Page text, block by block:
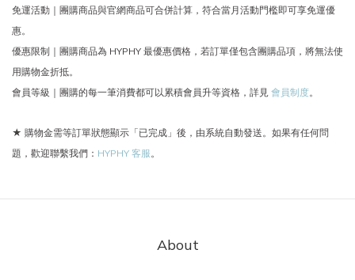
免運活動｜團購商品與官網商品可合併計算，符合當月活動門檻即可享免運優
惠。
優惠限制｜團購商品為 HYPHY 最優惠價格，若訂單僅包含團購品項，將無法使
用購物金折抵。
會員等級｜團購的每一筆消費都可以累積會員升等資格，詳見 會員制度。
★ 購物金需等訂單狀態顯示「已完成」後，由系統自動發送。如果有任何問
題，歡迎聯繫我們： HYPHY 客服。
About